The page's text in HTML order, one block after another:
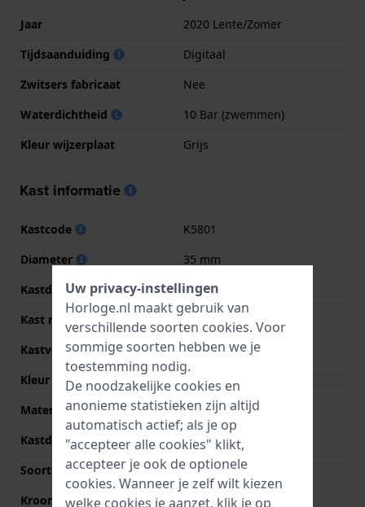
Jaar
2020 Lente/Zomer
Tijdsaanduiding
Digitaal
Zwitsers fabricaat
Nee
Waterdichtheid
10 Bar (zwemmen)
Kleur wijzerplaat
Grijs
Kast informatie
Kastcode
K5801
Diameter
35 mm
Kastdikte
11 mm
Kast materiaal
Kunststof
Kastvorm
Rond
Kleur kast
Blauw
Materiaal kastdeksel
Roestvrij staal
Kastdeksel
Gedicht met schroefjes
Soort glas
Acryl
Kroon
Druk kroon
Uw privacy-instellingen
Horloge.nl maakt gebruik van
verschillende soorten cookies. Voor
sommige soorten hebben we je
toestemming nodig.
De noodzakelijke cookies en
anonieme statistieken zijn altijd
automatisch actief; als je op
"accepteer alle cookies" klikt,
accepteer je ook de optionele
cookies. Wanneer je zelf wilt kiezen
welke cookies je aanzet, klik je op